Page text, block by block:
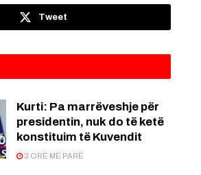
Tweet
Kurti: Pa marrëveshje për
presidentin, nuk do të ketë
konstituim të Kuvendit
3 ORË MË PARË